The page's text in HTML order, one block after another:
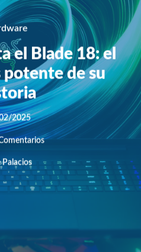
el Blade 18: el
de su
2025
Palacios